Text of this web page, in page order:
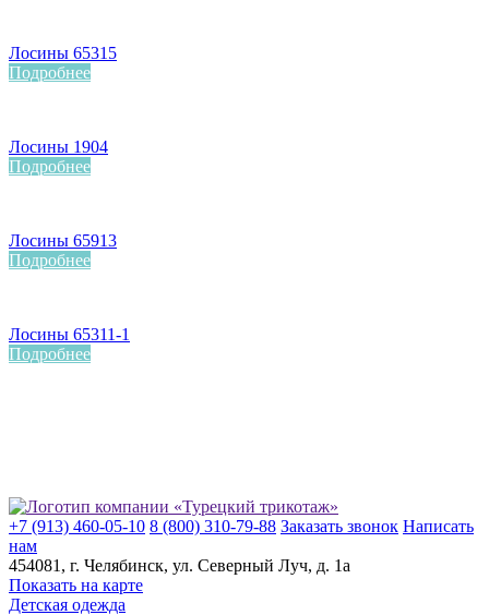
Лосины 65315
Подробнее
Лосины 1904
Подробнее
Лосины 65913
Подробнее
Лосины 65311-1
Подробнее
+7 (913) 460-05-10 8 (800) 310-79-88 Заказать звонок Написать
нам
454081 , г. Челябинск, ул. ​Северный Луч, д. 1а
Показать на карте
Детская одежда